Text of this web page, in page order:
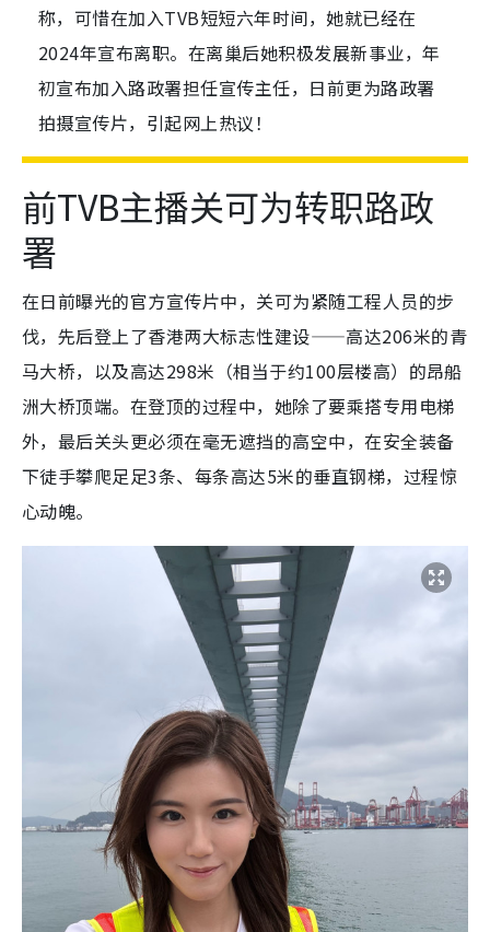
称，可惜在加入TVB短短六年时间，她就已经在
2024年宣布离职。在离巢后她积极发展新事业，年
初宣布加入路政署担任宣传主任，日前更为路政署
拍摄宣传片，引起网上热议！
前TVB主播关可为转职路政
署
在日前曝光的官方宣传片中，关可为紧随工程人员的步
伐，先后登上了香港两大标志性建设——高达206米的青
马大桥，以及高达298米（相当于约100层楼高）的昂船
洲大桥顶端。在登顶的过程中，她除了要乘搭专用电梯
外，最后关头更必须在毫无遮挡的高空中，在安全装备
下徒手攀爬足足3条、每条高达5米的垂直钢梯，过程惊
心动魄。